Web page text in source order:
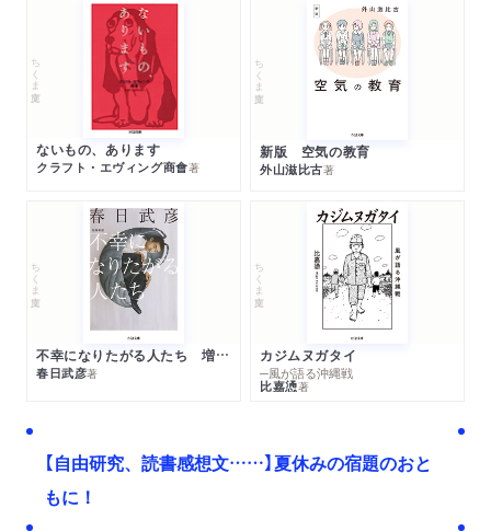
ちくま文庫
ないもの、あります
クラフト・エヴィング商會著
ちくま文庫
新版 空気の教育
外山滋比古著
ちくま文庫
不幸になりたがる人たち 増補新版
春日武彦著
ちくま文庫
カジムヌガタイ
─風が語る沖縄戦
比嘉慂著
【自由研究、読書感想文……】夏休みの宿題のおと
もに！